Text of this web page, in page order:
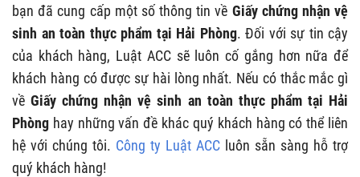
bạn đã cung cấp một số thông tin về Giấy chứng nhận vệ
sinh an toàn thực phẩm tại Hải Phòng. Đối với sự tin cậy
của khách hàng, Luật ACC sẽ luôn cố gắng hơn nữa để
khách hàng có được sự hài lòng nhất. Nếu có thắc mắc gì
vềGiấy chứng nhận vệ sinh an toàn thực phẩm tại Hải
Phòng hay những vấn đề khác quý khách hàng có thể liên
hệ với chúng tôi. Công ty Luật ACC luôn sẵn sàng hỗ trợ
quý khách hàng!